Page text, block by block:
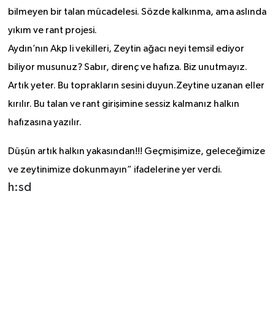
bilmeyen bir talan mücadelesi. Sözde kalkınma, ama aslında
yıkım ve rant projesi.
Aydın’nın Akp li vekilleri, Zeytin ağacı neyi temsil ediyor
biliyor musunuz? Sabır, direnç ve hafıza. Biz unutmayız.
Artık yeter. Bu toprakların sesini duyun.Zeytine uzanan eller
kırılır. Bu talan ve rant girişimine sessiz kalmanız halkın
hafızasına yazılır.
Düşün artık halkın yakasından!!! Geçmişimize, geleceğimize
ve zeytinimize dokunmayın” ifadelerine yer verdi.
h:sd